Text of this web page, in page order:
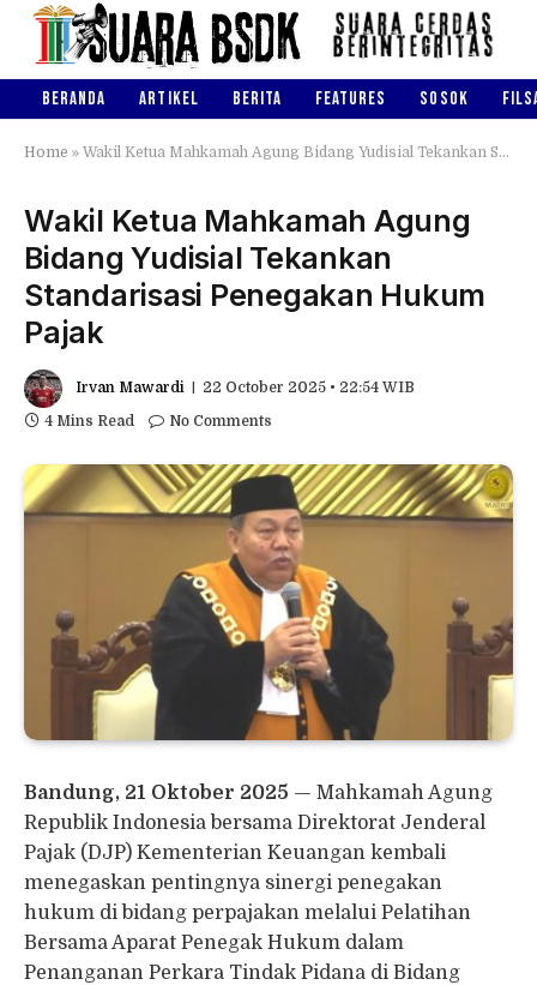
BERANDA ARTIKEL BERITA FEATURES SOSOK
Home » Wakil Ketua Mahkamah Agung Bidang Yudisial Tekankan Standarisasi Penegakan Hukum Pajak
Wakil Ketua Mahkamah Agung
Bidang Yudisial Tekankan
Standarisasi Penegakan Hukum
Pajak
Irvan Mawardi
22 October 2025 • 22:54 WIB
4 Mins Read
No Comments
Bandung, 21 Oktober 2025 — Mahkamah Agung
Republik Indonesia bersama Direktorat Jenderal
Pajak (DJP) Kementerian Keuangan kembali
menegaskan pentingnya sinergi penegakan
hukum di bidang perpajakan melalui Pelatihan
Bersama Aparat Penegak Hukum dalam
Penanganan Perkara Tindak Pidana di Bidang